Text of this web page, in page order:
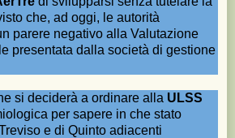
che, ad oggi, le autorità
parere negativo alla Valutazione
presentata dalla società di gestione
si deciderà a ordinare alla ULSS
per sapere in che stato
e di Quinto adiacenti